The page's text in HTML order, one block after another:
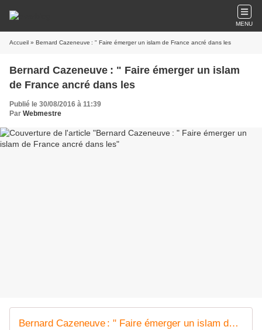
MENU
Accueil » Bernard Cazeneuve : " Faire émerger un islam de France ancré dans les
Bernard Cazeneuve : " Faire émerger un islam
de France ancré dans les
Publié le 30/08/2016 à 11:39
Par Webmestre
Bernard Cazeneuve : " Faire émerger un islam de France ancré dans les valeurs de la République "